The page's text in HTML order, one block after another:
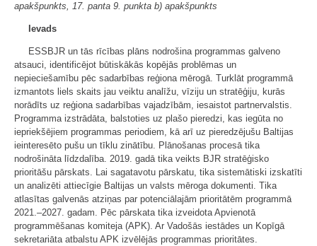
apakšpunkts, 17. panta 9. punkta b) apakšpunkts
Ievads
ESSBJR un tās rīcības plāns nodrošina programmas galveno
atsauci, identificējot būtiskākās kopējās problēmas un
nepieciešamību pēc sadarbības reģiona mērogā. Turklāt programmā
izmantots liels skaits jau veiktu analīžu, vīziju un stratēģiju, kurās
norādīts uz reģiona sadarbības vajadzībām, iesaistot partnervalstis.
Programma izstrādāta, balstoties uz plašo pieredzi, kas iegūta no
iepriekšējiem programmas periodiem, kā arī uz pieredzējušu Baltijas
ieinteresēto pušu un tīklu zinātību. Plānošanas procesā tika
nodrošināta līdzdalība. 2019. gadā tika veikts BJR stratēģisko
prioritāšu pārskats. Lai sagatavotu pārskatu, tika sistemātiski izskatīti
un analizēti attiecīgie Baltijas un valsts mēroga dokumenti. Tika
atlasītas galvenās atziņas par potenciālajām prioritātēm programmā
2021.–2027. gadam. Pēc pārskata tika izveidota Apvienotā
programmēšanas komiteja (APK). Ar Vadošās iestādes un Kopīgā
sekretariāta atbalstu APK izvēlējās programmas prioritātes.